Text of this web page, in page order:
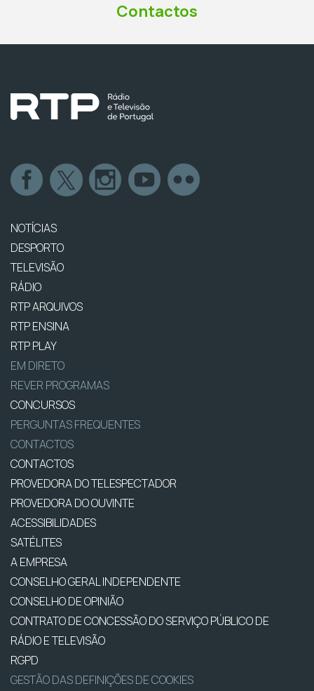
Contactos
NOTÍCIAS
DESPORTO
TELEVISÃO
RÁDIO
RTP ARQUIVOS
RTP ENSINA
RTP PLAY
EM DIRETO
REVER PROGRAMAS
CONCURSOS
PERGUNTAS FREQUENTES
CONTACTOS
CONTACTOS
PROVEDORA DO TELESPECTADOR
PROVEDORA DO OUVINTE
ACESSIBILIDADES
SATÉLITES
A EMPRESA
CONSELHO GERAL INDEPENDENTE
CONSELHO DE OPINIÃO
CONTRATO DE CONCESSÃO DO SERVIÇO PÚBLICO DE
RÁDIO E TELEVISÃO
RGPD
GESTÃO DAS DEFINIÇÕES DE COOKIES